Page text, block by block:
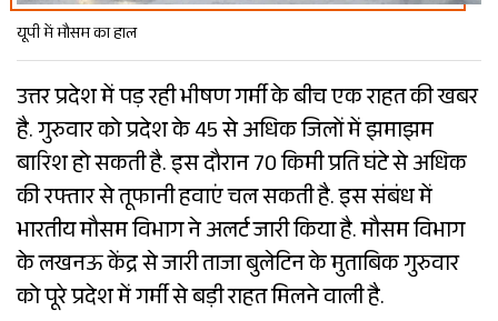
यूपी में मौसम का हाल
उत्तर प्रदेश में पड़ रही भीषण गर्मी के बीच एक राहत की खबर
है. गुरुवार को प्रदेश के 45 से अधिक जिलों में झमाझम
बारिश हो सकती है. इस दौरान 70 किमी प्रति घंटे से अधिक
की रफ्तार से तूफानी हवाएं चल सकती है. इस संबंध में
भारतीय मौसम विभाग ने अलर्ट जारी किया है. मौसम विभाग
के लखनऊ केंद्र से जारी ताजा बुलेटिन के मुताबिक गुरुवार
को पूरे प्रदेश में गर्मी से बड़ी राहत मिलने वाली है.